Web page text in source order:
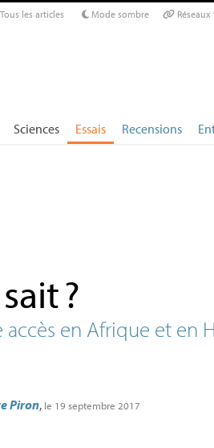
Tous les articles Mode sombre Réseaux
Sciences Essais Recensions
?
accès en Afrique et en
Piron, le 19 septembre 2017